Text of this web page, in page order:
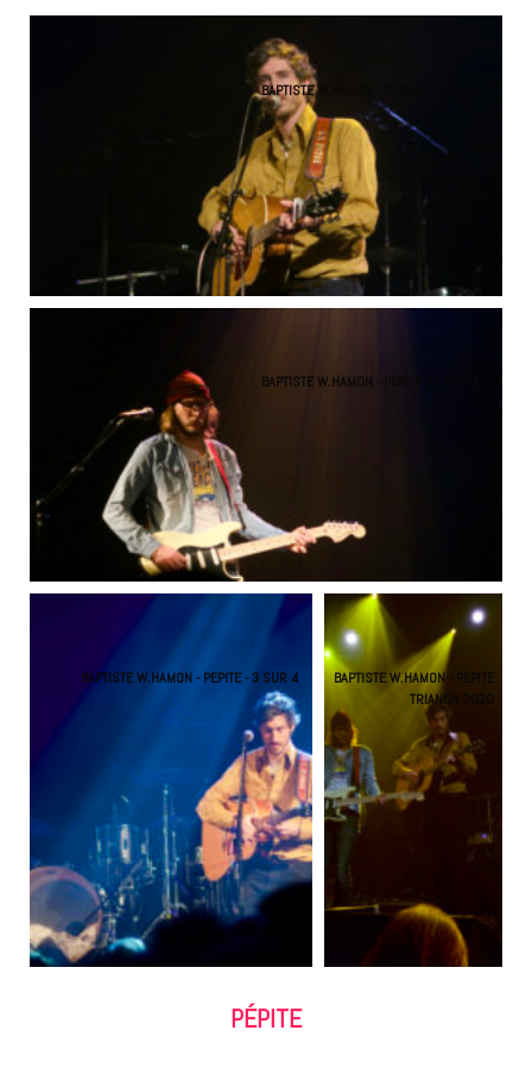
BAPTISTE W.HAMON - PEPITE - 1 SUR 4
BAPTISTE W.HAMON - PEPITE - 2 SUR 4
BAPTISTE W.HAMON - PEPITE - 3 SUR 4
BAPTISTE W.HAMON - PEPITE
TRIANON 2020
PÉPITE